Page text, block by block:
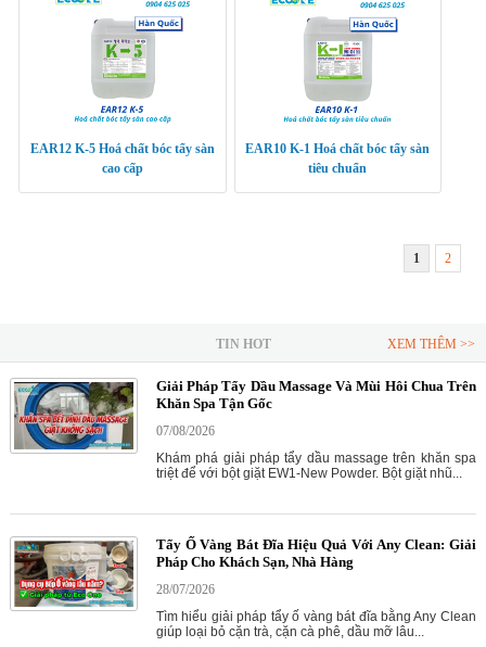
EAR12 K-5 Hoá chất bóc tẩy sàn
cao cấp
EAR10 K-1 Hoá chất bóc tẩy sàn
tiêu chuẩn
1 2
TIN HOT XEM THÊM >>
Giải Pháp Tẩy Dầu Massage Và Mùi Hôi Chua Trên
Khăn Spa Tận Gốc
07/08/2026
Khám phá giải pháp tẩy dầu massage trên khăn spa
triệt để với bột giặt EW1-New Powder. Bột giặt nhũ...
Tẩy Ố Vàng Bát Đĩa Hiệu Quả Với Any Clean: Giải
Pháp Cho Khách Sạn, Nhà Hàng
28/07/2026
Tìm hiểu giải pháp tẩy ố vàng bát đĩa bằng Any Clean
giúp loại bỏ cặn trà, cặn cà phê, dầu mỡ lâu...